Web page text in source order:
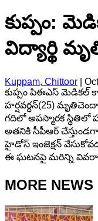
కుప్పం:
విద్యార్థి
Kuppam, Chittoor
కుప్పం పిఈఎస్ మెడికల్
హర్షవర్ధన్(25)
గదిలో అపస్మారక స్థితిలో
అతనికి సీపీఆర్
హైడోస్ ఇంజెక్షన్
ఈ ఘటనపై మరిన్ని
MORE NEWS